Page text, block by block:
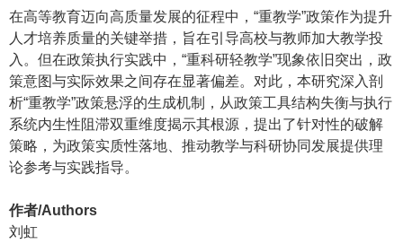
在高等教育迈向高质量发展的征程中，“重教学”政策作为提升
人才培养质量的关键举措，旨在引导高校与教师加大教学投
入。但在政策执行实践中，“重科研轻教学”现象依旧突出，政
策意图与实际效果之间存在显著偏差。对此，本研究深入剖
析“重教学”政策悬浮的生成机制，从政策工具结构失衡与执行
系统内生性阻滞双重维度揭示其根源，提出了针对性的破解
策略，为政策实质性落地、推动教学与科研协同发展提供理
论参考与实践指导。
作者/Authors
刘虹